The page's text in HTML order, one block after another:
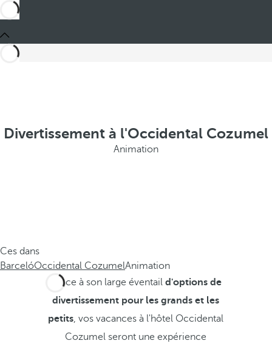
Divertissement à l'Occidental Cozumel
Animation
Ces dans
BarcelóOccidental CozumelAnimation
Grâce à son large éventaild'options de
divertissement pour les grands et les
petits, vos vacances à l'hôtel Occidental
Cozumel seront une expérience